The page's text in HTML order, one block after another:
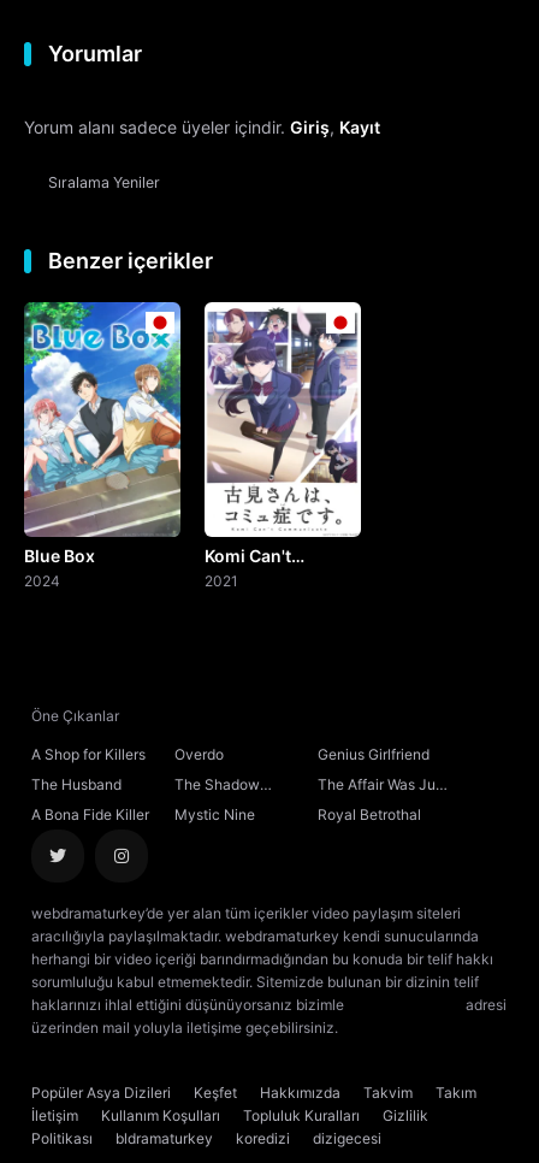
11. Bölüm
12. Bölüm
13. Bölüm
14. Bölüm
15. Bölüm
16. Bölüm
17. Bölüm
18. Bölüm
19. Bölüm
20. Bölüm
23. Bölüm
24. Bölüm
26. Bölüm Sezon Finali
Yorumlar
Yorum alanı sadece üyeler içindir. Giriş, Kayıt
Sıralama Yeniler
Benzer içerikler
Blue Box
2024
Komi Can't
Communicate
2021
Öne Çıkanlar
A Shop for Killers Overdo
Genius Girlfriend
The Husband
The Shadow
Sovereign
The Affair Was Just
the Beginning
A Bona Fide Killer Mystic Nine Royal Betrothal
webdramaturkey’de yer alan tüm içerikler video paylaşım siteleri
aracılığıyla paylaşılmaktadır. webdramaturkey kendi sunucularında
herhangi bir video içeriği barındırmadığından bu konuda bir telif hakkı
sorumluluğu kabul etmemektedir. Sitemizde bulunan bir dizinin telif
haklarınızı ihlal ettiğini düşünüyorsanız bizimle
adresi
üzerinden mail yoluyla iletişime geçebilirsiniz.
Popüler Asya Dizileri Keşfet Hakkımızda Takvim
Takım
İletişim
Kullanım Koşulları Topluluk Kuralları
Gizlilik
Politikası
bldramaturkey koredizi
dizigecesi